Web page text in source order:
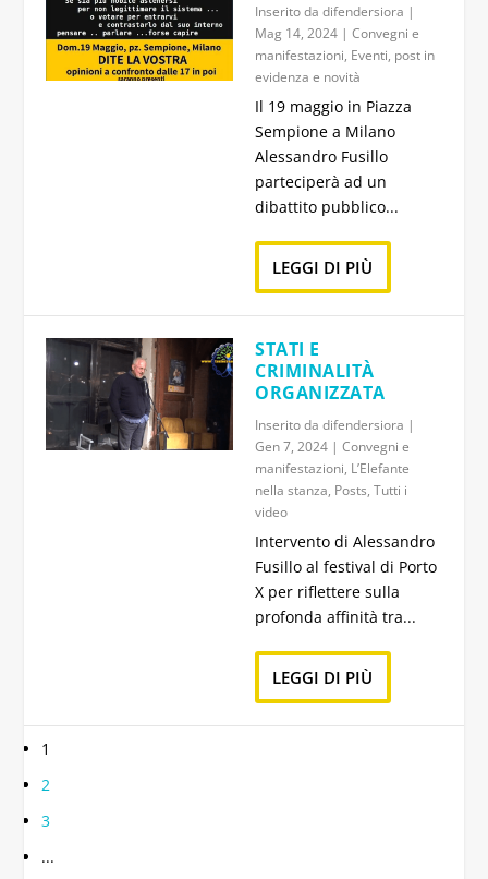
Inserito da difendersiora |
Mag 14, 2024 | Convegni e
manifestazioni, Eventi, post in
evidenza e novità
Il 19 maggio in Piazza
Sempione a Milano
Alessandro Fusillo
parteciperà ad un
dibattito pubblico...
LEGGI DI PIÙ
STATI E
CRIMINALITÀ
ORGANIZZATA
Inserito da difendersiora |
Gen 7, 2024 | Convegni e
manifestazioni, L’Elefante
nella stanza, Posts, Tutti i
video
Intervento di Alessandro
Fusillo al festival di Porto
X per riflettere sulla
profonda affinità tra...
LEGGI DI PIÙ
1
2
3
...